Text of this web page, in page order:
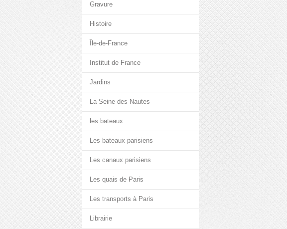
Gravure
Histoire
Île-de-France
Institut de France
Jardins
La Seine des Nautes
les bateaux
Les bateaux parisiens
Les canaux parisiens
Les quais de Paris
Les transports à Paris
Librairie